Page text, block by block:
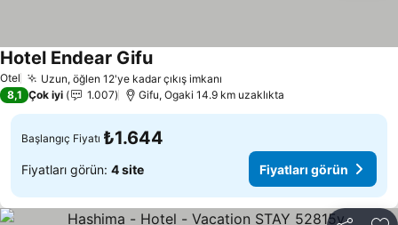
Otel Uzun, öğlen 12'ye kadar çıkış imkanı
Hotel Endear GifuFiyatları görün
8,1 Çok iyi 1.007 Gifu, Ogaki 14.9 km uzaklıkta
Başlangıç Fiyatı ₺1.644
Fiyatları görün: 4 site Fiyatları görün